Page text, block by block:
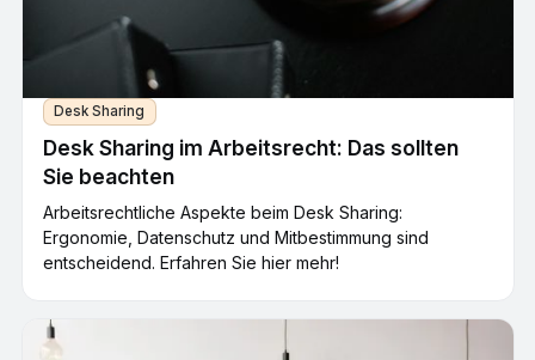
Desk Sharing
Desk Sharing im Arbeitsrecht: Das sollten
Sie beachten
Arbeitsrechtliche Aspekte beim Desk Sharing:
Ergonomie, Datenschutz und Mitbestimmung sind
entscheidend. Erfahren Sie hier mehr!